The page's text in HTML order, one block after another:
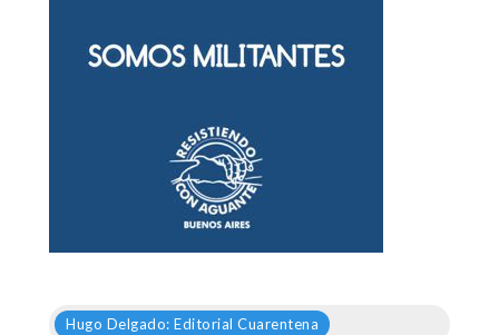
Hugo Delgado: Editorial Cuarentena